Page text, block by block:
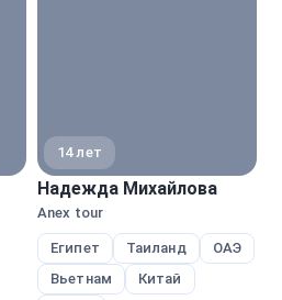
14 лет
Надежда Михайлова
Anex tour
Египет Таиланд
ОАЭ
Вьетнам
Китай